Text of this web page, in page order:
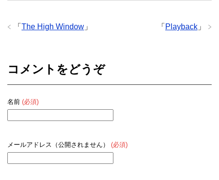
「 Playback 」
「 The High Window 」
コメントをどうぞ
名前 (必須)
メールアドレス（公開されません） (必須)